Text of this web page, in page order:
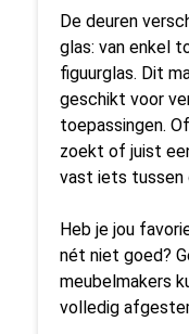
De deuren
glas: van enkel
figuurglas. Dit
geschikt voor
toepassingen.
zoekt of juist
vast iets tussen
Heb je jou
nét niet goed?
meubelmakers
volledig